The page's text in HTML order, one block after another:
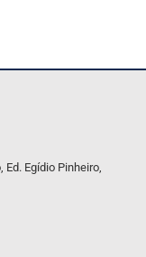
Egídio Pinheiro,